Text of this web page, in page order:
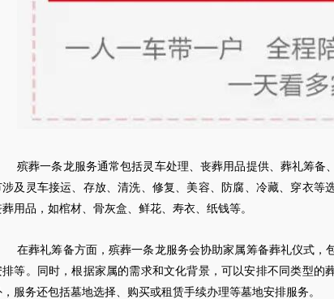
殡葬一条龙服务通常包括灵车处理、丧葬用品提供、葬礼筹备
涉及 灵车接运、存放、清洗、修复、美容、防腐、冷藏、穿衣等
葬用品，如棺材、骨灰盒、鲜花、寿衣、纸钱等。
在葬礼筹备方面，殡葬一条龙服务会协助家属筹备葬礼仪式，
排等。同时，根据家属的需求和文化背景，可以安排不同类型的
，服务还包括墓地选择、购买或租赁手续办理等墓地安排服务。